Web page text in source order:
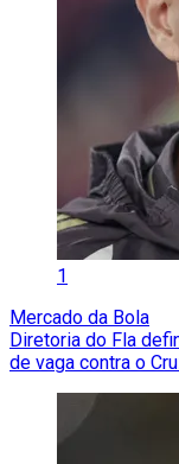
1
Mercado da Bola
Diretoria do Fla
de vaga contra o